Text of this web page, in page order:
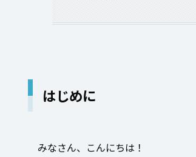
はじめに
みなさん、こんにちは！